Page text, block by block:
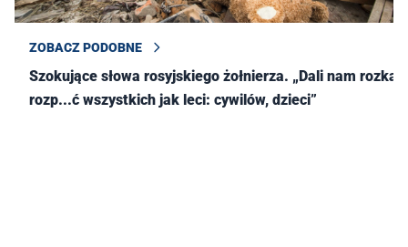
ZOBACZ PODOBNE
Szokujące słowa rosyjskiego żołnierza. „Dali nam rozkaz
rozp...ć wszystkich jak leci: cywilów, dzieci”